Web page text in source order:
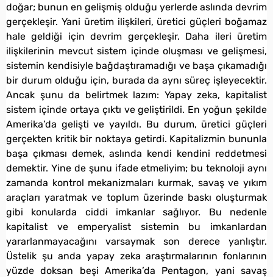
doğar; bunun en gelişmiş olduğu yerlerde aslında devrim
gerçekleşir. Yani üretim ilişkileri, üretici güçleri boğamaz
hale geldiği için devrim gerçekleşir. Daha ileri üretim
ilişkilerinin mevcut sistem içinde oluşması ve gelişmesi,
sistemin kendisiyle bağdaştıramadığı ve başa çıkamadığı
bir durum olduğu için, burada da aynı süreç işleyecektir.
Ancak şunu da belirtmek lazım: Yapay zeka, kapitalist
sistem içinde ortaya çıktı ve geliştirildi. En yoğun şekilde
Amerika’da gelişti ve yayıldı. Bu durum, üretici güçleri
gerçekten kritik bir noktaya getirdi. Kapitalizmin bununla
başa çıkması demek, aslında kendi kendini reddetmesi
demektir. Yine de şunu ifade etmeliyim; bu teknoloji aynı
zamanda kontrol mekanizmaları kurmak, savaş ve yıkım
araçları yaratmak ve toplum üzerinde baskı oluşturmak
gibi konularda ciddi imkanlar sağlıyor. Bu nedenle
kapitalist ve emperyalist sistemin bu imkanlardan
yararlanmayacağını varsaymak son derece yanlıştır.
Üstelik şu anda yapay zeka araştırmalarının fonlarının
yüzde doksan beşi Amerika’da Pentagon, yani savaş